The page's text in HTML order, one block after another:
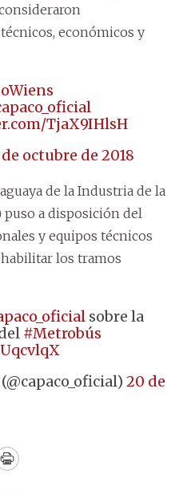
económicos y
TjaX9IHlsH
de octubre de 2018
de la Industria de la
puso a disposición del
y equipos técnicos
los tramos
sobre la
#Metrobús
20 de
Print